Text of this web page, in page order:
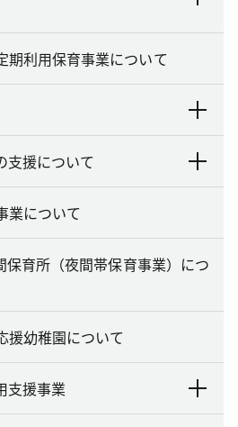
期利用保育事業について
支援について
業について
育所（夜間帯保育事業）につ
援幼稚園について
支援事業